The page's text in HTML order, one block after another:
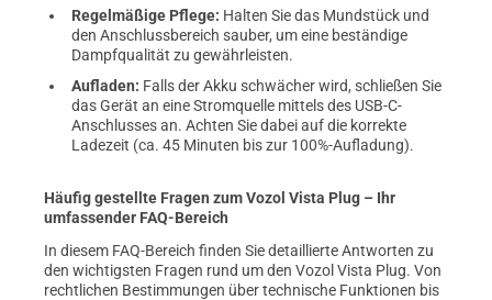
Regelmäßige Pflege: Halten Sie das Mundstück und
den Anschlussbereich sauber, um eine beständige
Dampfqualität zu gewährleisten.
Aufladen: Falls der Akku schwächer wird, schließen Sie
das Gerät an eine Stromquelle mittels des USB-C-
Anschlusses an. Achten Sie dabei auf die korrekte
Ladezeit (ca. 45 Minuten bis zur 100%-Aufladung).
Häufig gestellte Fragen zum Vozol Vista Plug – Ihr
umfassender FAQ-Bereich
In diesem FAQ-Bereich finden Sie detaillierte Antworten zu
den wichtigsten Fragen rund um den Vozol Vista Plug. Von
rechtlichen Bestimmungen über technische Funktionen bis